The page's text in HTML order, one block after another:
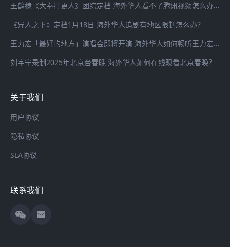
王鹤棣《大奉打更人》团综定档 海外华人看不了腾讯视频怎么办？
《异人之下》定档1月18日 海外华人追剧有地区限制怎么办？
王力宏「最好的地方」演唱会即将开演 海外华人如何畅听王力宏最新歌曲
刘宇宁录制2025年北京台春晚 海外华人如何在线观看北京春晚？
关于我们
用户协议
隐私协议
SLA协议
联系我们